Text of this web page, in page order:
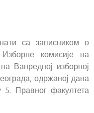
са записником о
комисије на
Ванредној изборној
одржаној дана
5. Правног факултета